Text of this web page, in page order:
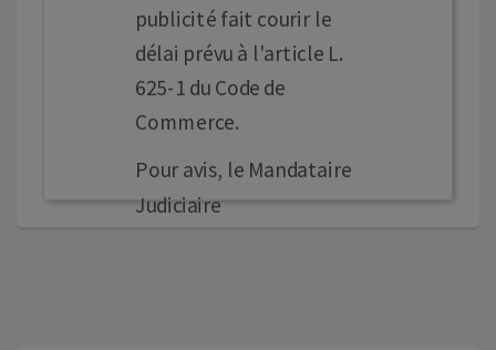
publicité fait courir le
délai prévu à l'article L.
625-1 du Code de
Commerce.
Pour avis, le Mandataire
Judiciaire